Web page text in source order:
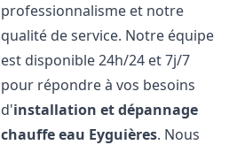
professionnalisme et notre
qualité de service. Notre équipe
est disponible 24h/24 et 7j/7
pour répondre à vos besoins
d'installation et dépannage
chauffe eau Eyguières. Nous